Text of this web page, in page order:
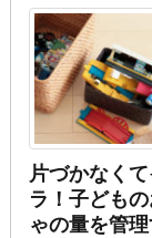
片づかなく
ラ！子ども
ゃの量を管